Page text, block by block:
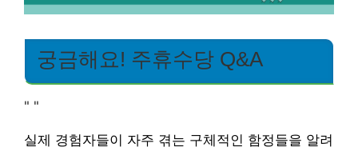
궁금해요! 주휴수당 Q&A
" "
실제 경험자들이 자주 겪는 구체적인 함정들을 알려